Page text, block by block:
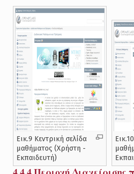
Εικ.9 Κεντρική σελίδα
μαθήματος (Χρήστη -
Εκπαιδευτή)